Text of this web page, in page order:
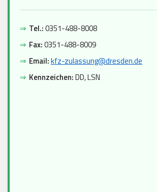
⇒ Tel.:0351-488-8008
⇒ Fax:0351-488-8009
⇒ Email:kfz-zulassung@dresden.de
⇒ Kennzeichen:DD, LSN